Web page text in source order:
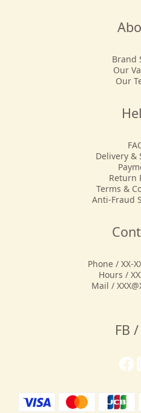
Brand
Our
Our
Delivery &
Return
Terms &
Anti-Fraud
Phone / XX-
Hours /
Mail /
FB